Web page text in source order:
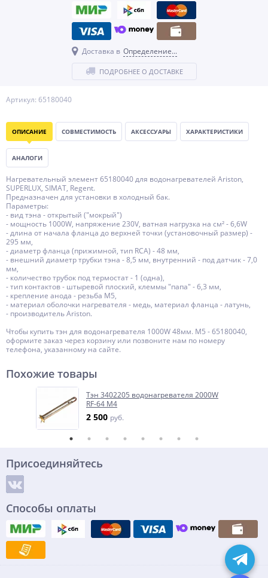
Артикул: 65180040
Доставка в Определение...
ПОДРОБНЕЕ О ДОСТАВКЕ
ОПИСАНИЕ СОВМЕСТИМОСТЬ АКСЕССУАРЫ ХАРАКТЕРИСТИКИ
АНАЛОГИ
Нагревательный элемент 65180040 для водонагревателей Ariston,
SUPERLUX, SIMAT, Regent.
Предназначен для установки в холодный бак.
Параметры:
- вид тэна - открытый ("мокрый")
- мощность 1000W, напряжение 230V, ватная нагрузка на см² - 6,6W
- длина от начала фланца до верхней точки (установочный размер) -
295 мм,
- диаметр фланца (прижимной, тип RCA) - 48 мм,
- внешний диаметр трубки тэна - 8,5 мм, внутренний - под датчик - 7,0
мм,
- количество трубок под термостат - 1 (одна),
- тип контактов - штыревой плоский, клеммы "папа" - 6,3 мм,
- крепление анода - резьба М5,
- материал оболочки нагревателя - медь, материал фланца - латунь,
- производитель Ariston.
Чтобы купить тэн для водонагревателя 1000W 48мм. M5 - 65180040,
оформите заказ через корзину или позвоните нам по номеру
телефона, указанному на сайте.
Похожие товары
Тэн 3402205 водонагревателя 2000W
RF-64 M4
2 500 руб.
Присоединяйтесь
Способы оплаты